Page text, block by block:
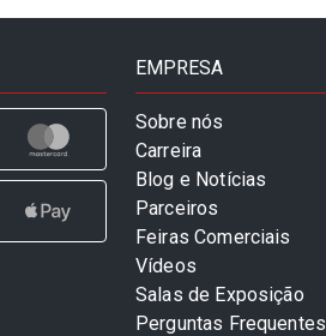
EMPRESA
Sobre nós
Carreira
Blog e Notícias
Parceiros
Feiras Comerciais
Vídeos
Salas de Exposição
Perguntas Frequentes